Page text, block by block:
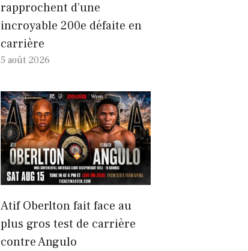
rapprochent d’une
incroyable 200e défaite en
carrière
5 août 2026
Atif Oberlton fait face au
plus gros test de carrière
contre Angulo